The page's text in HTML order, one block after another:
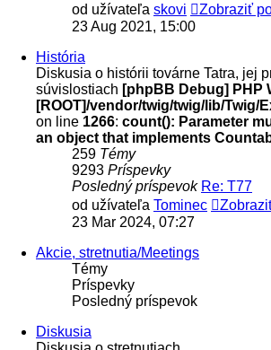
od užívateľa skovi
Zobraziť
23 Aug 2021, 15:00
História
Diskusia o histórii továrne Tatra, jej
súvislostiach [phpBB Debug] PHP
[ROOT]/vendor/twig/twig/lib/Twig/
on line 1266: count(): Parameter
an object that implements
259 Témy
9293 Príspevky
Posledný príspevok Re: T77
od užívateľa Tominec
23 Mar 2024, 07:27
Akcie, stretnutia/Meetings
Témy
Príspevky
Posledný príspevok
Diskusia